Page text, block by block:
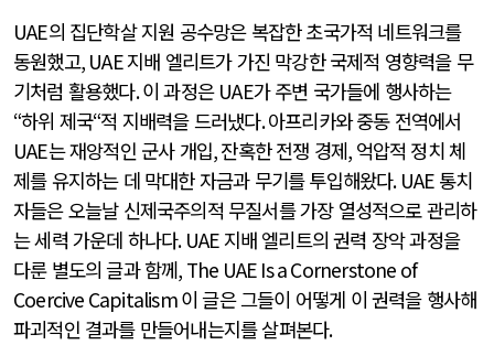
UAE의 집단학살 지원 공수망은 복잡한 초국가적 네트워크를
동원했고, UAE지배 엘리트가 가진 막강한 국제적 영향력을 무
기처럼 활용했다.이 과정은 UAE가 주변 국가들에 행사하는
“하위 제국“적 지배력을 드러냈다.아프리카와 중동 전역에서
UAE는 재앙적인 군사 개입,잔혹한 전쟁 경제, 억압적 정치 체
제를 유지하는 데 막대한 자금과 무기를 투입해왔다. UAE 통치
자들은 오늘날 신제국주의적 무질서를 가장 열성적으로 관리하
는 세력 가운데 하나다. UAE 지배 엘리트의 권력 장악 과정을
다룬 별도의 글과 함께, The UAE Is a Cornerstone of
Coercive Capitalism이 글은 그들이 어떻게 이 권력을 행사해
파괴적인 결과를 만들어내는지를 살펴본다.